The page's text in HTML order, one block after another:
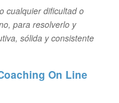
cualquier dificultad o
para resolverlo y
sólida y consistente
On Line